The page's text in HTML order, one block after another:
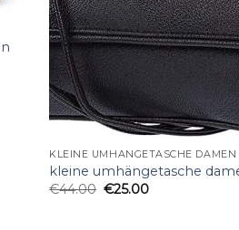
KLEINE UMHÄNGETASCHE DAMEN
kleine umhängetasche
€44.00 €25.00